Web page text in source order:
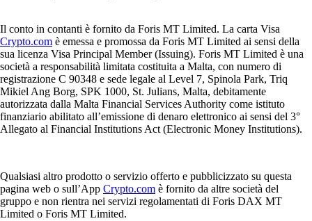
Il conto in contanti è fornito da Foris MT Limited. La carta Visa
Crypto.com è emessa e promossa da Foris MT Limited ai sensi della
sua licenza Visa Principal Member (Issuing). Foris MT Limited è una
società a responsabilità limitata costituita a Malta, con numero di
registrazione C 90348 e sede legale al Level 7, Spinola Park, Triq
Mikiel Ang Borg, SPK 1000, St. Julians, Malta, debitamente
autorizzata dalla Malta Financial Services Authority come istituto
finanziario abilitato all’emissione di denaro elettronico ai sensi del 3°
Allegato al Financial Institutions Act (Electronic Money Institutions).
Qualsiasi altro prodotto o servizio offerto e pubblicizzato su questa
pagina web o sull’App Crypto.com è fornito da altre società del
gruppo e non rientra nei servizi regolamentati di Foris DAX MT
Limited o Foris MT Limited.